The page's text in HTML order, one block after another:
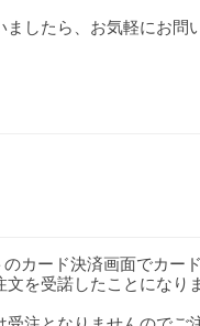
したら、お気軽にお問
カード決済画面でカー
文を受諾したことになり